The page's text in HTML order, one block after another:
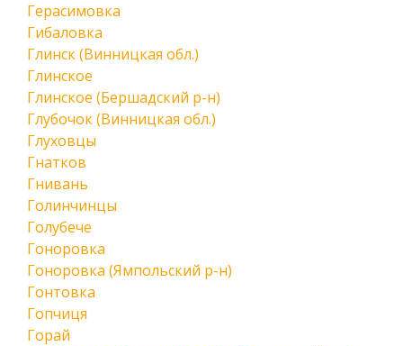
Герасимовка
Гибаловка
Глинск (Винницкая обл.)
Глинское
Глинское (Бершадский р-н)
Глубочок (Винницкая обл.)
Глуховцы
Гнатков
Гнивань
Голинчинцы
Голубече
Гоноровка
Гоноровка (Ямпольский р-н)
Гонтовка
Гопчиця
Горай